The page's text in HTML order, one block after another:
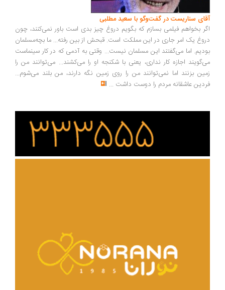
سناریست در گفت‌وگو با سعید مطلبی
بخواهم فیلمی بسازم که بگویم دروغ چیز بدی است باور نمی‌کنند، چون
یک امر جاری در این مملکت است. قبحش از بین رفته... ما بچه‌مسلمان
اما می‌گفتند این مسلمان نیست... وقتی به آدمی که در کار سینماست
اجازه کار نداری، یعنی با شکنجه او را می‌کشند... می‌توانند من را
بزنند اما نمی‌توانند من را روی زمین نگه دارند، من بلند می‌شوم...
عاشقانه مردم را دوست داشت ...